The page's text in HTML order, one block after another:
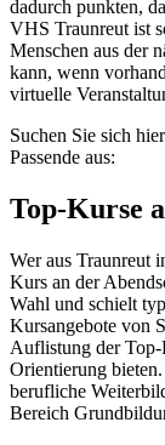
dadurch punkten,
VHS Traunreut ist
Menschen aus der
kann, wenn
virtuelle
Suchen Sie sich
Passende aus:
Top-Kurse
Wer aus Traunreut
Kurs an der
Wahl und schielt
Kursangebote von
Auflistung der Top-
Orientierung
berufliche
Bereich